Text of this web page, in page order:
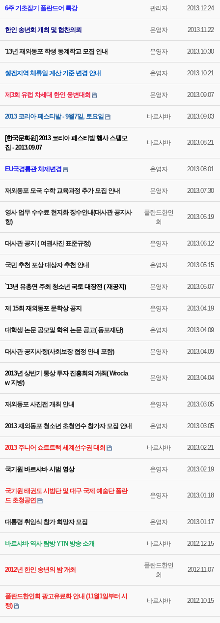
6주 기초잡기 폴란드어 특강 관리자 2013.12.24
한인 송년회 개최 및 협찬의뢰 운영자 2013.11.22
'13년 재외동포 학생 동계학교 모집 안내 운영자 2013.10.30
쉥겐지역 체류일 계산 기준 변경 안내 운영자 2013.10.21
제3회 유럽 차세대 한인 웅변대회 운영자 2013.09.07
2013 코리아 페스티발 - 9월7일, 토요일 바르샤바 2013.09.03
[한국문화원] 2013 코리아 페스티발 행사 스텝모
집 - 2013.09.07
바르샤바 2013.08.21
EU국경통관 체제변경 운영자 2013.08.01
재외동포 모국 수학 교육과정 추가 모집 안내 운영자 2013.07.30
영사 업무 수수료 현지화 징수안내(대사관 공지사
항)
폴란드한인
회
2013.06.19
대사관 공지 ( 여권사진 표준규정) 운영자 2013.06.12
국민 추천 포상 대상자 추천 안내 운영자 2013.05.15
`13년 유총연 주최 청소년 국토 대장전 ( 재공지) 운영자 2013.05.07
제 15회 재외동포 문학상 공지 운영자 2013.04.19
대학생 논문 공모및 학위 논문 공고( 동포재단) 운영자 2013.04.09
대사관 공지사항(사회보장 협정 안내 포함) 운영자 2013.04.09
2013년 상반기 통상 투자 진흥회의 개최( Wrocla
w 지방)
운영자 2013.04.04
재외동포 사진전 개최 안내 운영자 2013.03.05
2013 재외동포 청소년 초청연수 참가자 모집 안내 운영자 2013.03.05
2013 주니어 쇼트트랙 세계선수권 대회 바르샤바 2013.02.21
국기원 바르샤바 시범 영상 운영자 2013.02.19
국기원 태권도 시범단 및 대구 국제 예술단 폴란
드 초청공연
운영자 2013.01.18
대통령 취임식 참가 희망자 모집 운영자 2013.01.17
바르샤바 역사 탐방 YTN 방송 소개 바르샤바 2012.12.15
2012년 한인 송년의 밤 개최
폴란드한인
회
2012.11.07
폴란드한인회 광고유료화 안내 (11월1일부터 시
행)
바르샤바 2012.10.15